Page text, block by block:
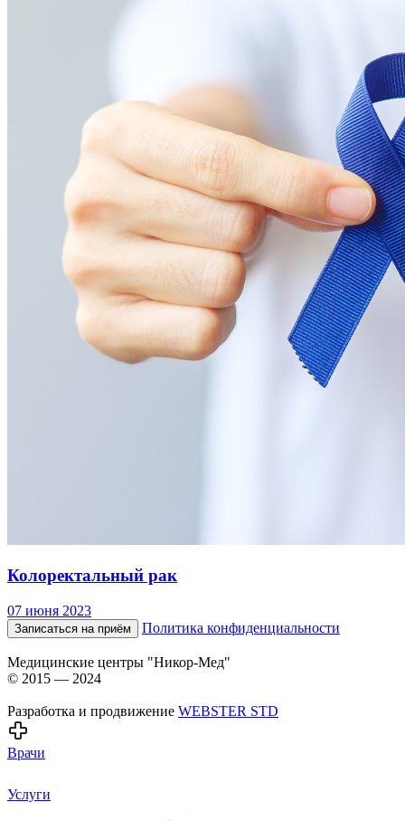
Колоректальный рак
07 июня 2023
Записаться на приём Политика конфиденциальности
Медицинские центры "Никор-Мед"
© 2015 — 2024
Разработка и продвижение WEBSTER STD
Врачи
Услуги